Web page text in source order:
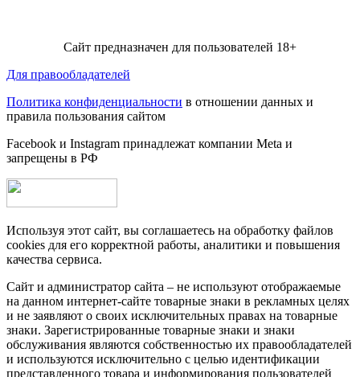
Сайт предназначен для пользователей 18+
Для правообладателей
Политика конфиденциальности в отношении данных и
правила пользования сайтом
Facebook и Instagram принадлежат компании Metа и
запрещены в РФ
Используя этот сайт, вы соглашаетесь на обработку файлов
cookies для его корректной работы, аналитики и повышения
качества сервиса.
Сайт и администратор сайта – не используют отображаемые
на данном интернет-сайте товарные знаки в рекламных целях
и не заявляют о своих исключительных правах на товарные
знаки. Зарегистрированные товарные знаки и знаки
обслуживания являются собственностью их правообладателей
и используются исключительно с целью идентификации
представленного товара и информирования пользователей